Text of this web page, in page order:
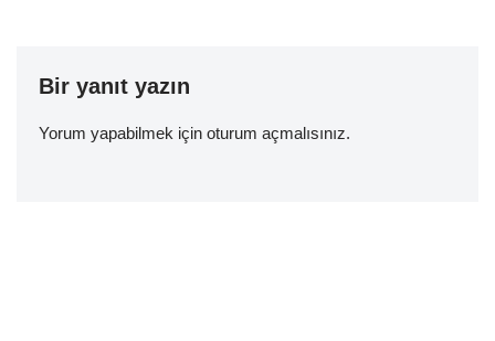
Bir yanıt yazın
Yorum yapabilmek için oturum açmalısınız.